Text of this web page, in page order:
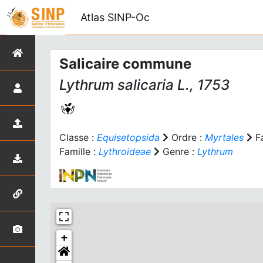
Atlas SINP-Oc
Salicaire commune
Lythrum salicaria L., 1753
Classe : Equisetopsida Ordre : Myrtales
Famille : Lythroideae Genre : Lythrum
+